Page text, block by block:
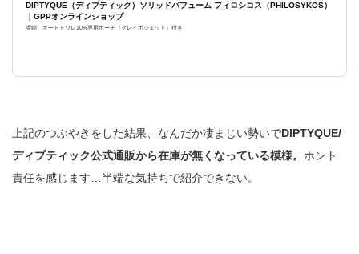
DIPTYQUE（ディプティック）ソリッドパフューム フィロシコス（PHILOSYKOS）
｜GPPオンラインショップ
濃縮 オードトワレ10%専用ポーチ（グレイポシェット）付き
上記のつぶやきをした結果、なんだか凄まじい勢いでDIPTYQUE/
ディプティック公式通販から在庫が無くなっている模様。 ホント
責任を感じます…半端な気持ちで紹介できない。